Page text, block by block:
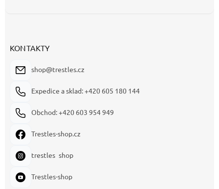
KONTAKTY
shop@trestles.cz
Expedice a sklad: +420 605 180 144
Obchod: +420 603 954 949
Trestles-shop.cz
trestles_shop
Trestles-shop